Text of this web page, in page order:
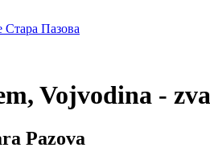
Vojvodina -
Pazova